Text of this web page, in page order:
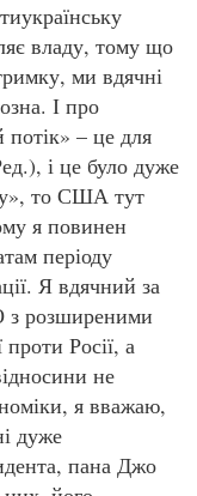
владу, тому що
ми вдячні
І про
потік» – це для
і це було дуже
то США тут
я повинен
періоду
Я вдячний за
розширеними
Росії, а
не
я вважаю,
дуже
пана Джо